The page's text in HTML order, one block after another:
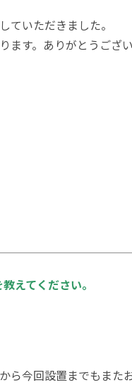
ていただきました。
す。ありがとうござい
えてください。
今回設置までもまた